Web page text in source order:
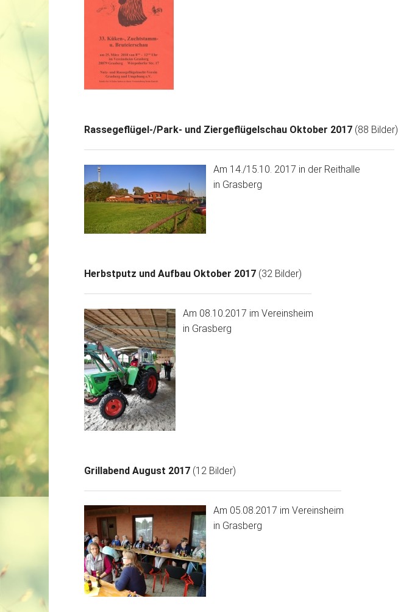
Rassegeflügel-/Park- und Ziergeflügelschau Oktober 2017(88 Bilder)
Am 14./15.10. 2017 in der Reithalle
in Grasberg
Herbstputz und Aufbau Oktober 2017 (32 Bilder)
Am 08.10.2017 im Vereinsheim
in Grasberg
Grillabend August 2017(12 Bilder)
Am 05.08.2017 im Vereinsheim
in Grasberg